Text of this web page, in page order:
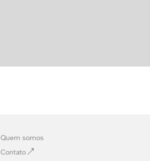
Quem somos
Contato